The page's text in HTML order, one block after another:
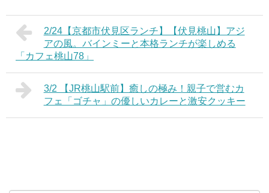
2/24【京都市伏見区ランチ】【伏見桃山】アジ
アの風。バインミーと本格ランチが楽しめる
「カフェ桃山78」
3/2 【JR桃山駅前】癒しの極み！親子で営むカ
フェ「ゴチャ」の優しいカレーと激安クッキー